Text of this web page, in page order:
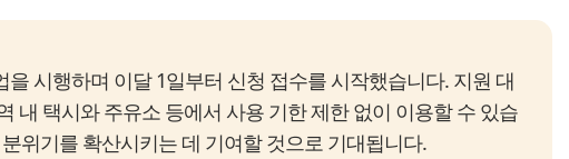
시행하며 이달 1일부터 신청 접수를 시작했습니다. 지원 대
내 택시와 주유소 등에서 사용 기한 제한 없이 이용할 수 있습
위기를 확산시키는 데 기여할 것으로 기대됩니다.